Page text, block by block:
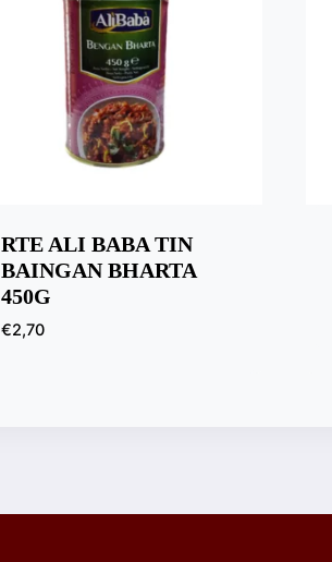
RTE ALI BABA TIN
BAINGAN BHARTA
450G
€2,70